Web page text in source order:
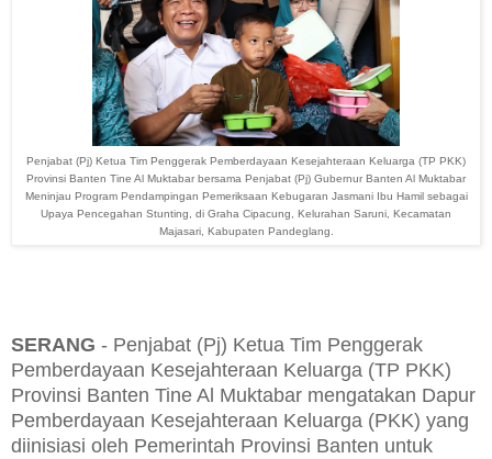
Penjabat (Pj) Ketua Tim Penggerak Pemberdayaan Kesejahteraan Keluarga (TP PKK)
Provinsi Banten Tine Al Muktabar bersama Penjabat (Pj) Gubernur Banten Al Muktabar
Meninjau Program Pendampingan Pemeriksaan Kebugaran Jasmani Ibu Hamil sebagai
Upaya Pencegahan Stunting, di Graha Cipacung, Kelurahan Saruni, Kecamatan
Majasari, Kabupaten Pandeglang.
SERANG - Penjabat (Pj) Ketua Tim Penggerak
Pemberdayaan Kesejahteraan Keluarga (TP PKK)
Provinsi Banten Tine Al Muktabar mengatakan Dapur
Pemberdayaan Kesejahteraan Keluarga (PKK) yang
diinisiasi oleh Pemerintah Provinsi Banten untuk